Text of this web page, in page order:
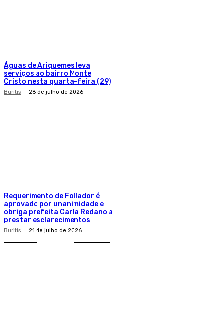
Águas de Ariquemes leva
serviços ao bairro Monte
Cristo nesta quarta-feira (29)
Buritis 28 de julho de 2026
Requerimento de Follador é
aprovado por unanimidade e
obriga prefeita Carla Redano a
prestar esclarecimentos
Buritis 21 de julho de 2026